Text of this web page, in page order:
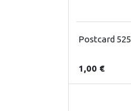
Postcard 525
1,00 €